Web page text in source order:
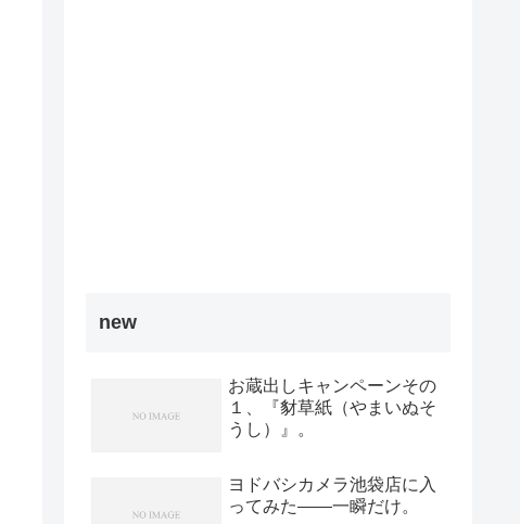
new
お蔵出しキャンペーンその
１、『豺草紙（やまいぬそ
うし）』。
ヨドバシカメラ池袋店に入
ってみた――一瞬だけ。